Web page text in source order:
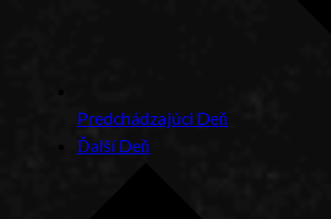
Predchádzajúci Deň
Ďalší Deň